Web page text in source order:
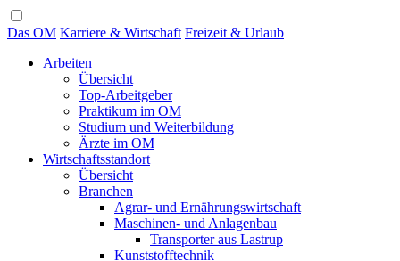
Das OM Karriere & Wirtschaft Freizeit & Urlaub
Arbeiten
Übersicht
Top-Arbeitgeber
Praktikum im OM
Studium und Weiterbildung
Ärzte im OM
Wirtschaftsstandort
Übersicht
Branchen
Agrar- und Ernährungswirtschaft
Maschinen- und Anlagenbau
Transporter aus Lastrup
Kunststofftechnik